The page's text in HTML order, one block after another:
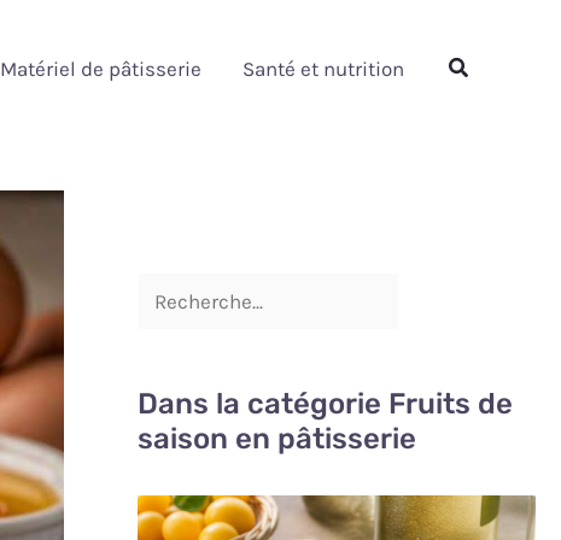
Matériel de pâtisserie Santé et nutrition Rechercher
Dans la catégorie Fruits de
saison en pâtisserie